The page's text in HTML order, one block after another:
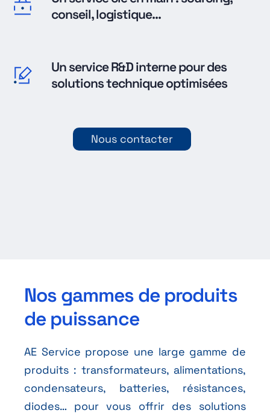
conseil, logistique...
Un service R&D interne pour des
solutions technique optimisées
Nous contacter
Nos gammes de produits
de puissance
AE Service propose une large gamme de
produits : transformateurs, alimentations,
condensateurs, batteries, résistances,
diodes… pour vous offrir des solutions